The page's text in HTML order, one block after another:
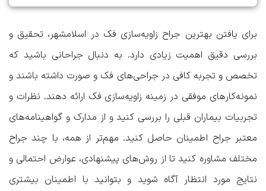
برای یافتن بهترین جراح زاویه‌سازی فک در اسلامشهر، تحقیق و
بررسی دقیق اهمیت زیادی دارد. به دنبال جراحانی باشید که
تخصص و تجربه کافی در جراحی‌های فک و صورت داشته باشند و
نمونه‌کارهای موفقی در زمینه زاویه‌سازی فک ارائه دهند. نظرات و
تجربیات بیماران قبلی را بررسی کنید و از مدارک و گواهینامه‌های
معتبر جراح اطمینان حاصل کنید. مهم‌تر از همه، با چند جراح
مختلف مشاوره کنید تا از روش‌های پیشنهادی، عوارض احتمالی و
نتایج مورد انتظار آگاه شوید و بتوانید با اطمینان بیشتری